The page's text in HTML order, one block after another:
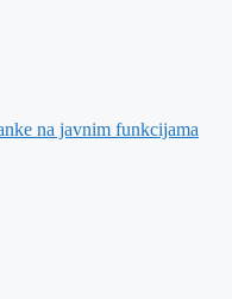
na javnim funkcijama